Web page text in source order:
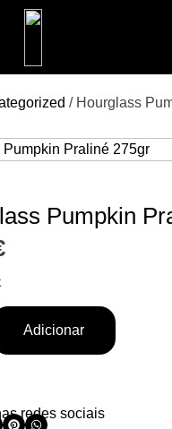
/ Hourglass
Pumpkin
Adicionar
redes sociais